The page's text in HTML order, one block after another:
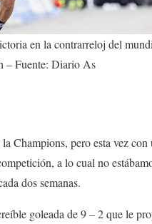
en la contrarreloj del
– Fuente: Diario As
Champions, pero esta vez
a lo cual no
dos semanas.
goleada de 9 – 2 que le